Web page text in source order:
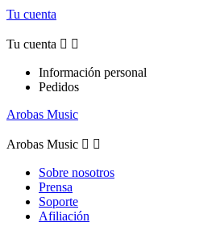
Tu cuenta
Tu cuenta  
Información personal
Pedidos
Arobas Music
Arobas Music  
Sobre nosotros
Prensa
Soporte
Afiliación